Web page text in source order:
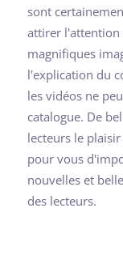
sont
attirer l'attention
magnifiques
l'explication du
les vidéos ne
catalogue. De
lecteurs le
pour vous
nouvelles et
des lecteurs.